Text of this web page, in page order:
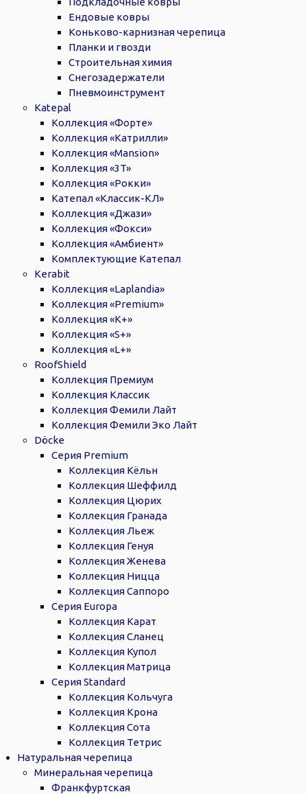
Ендовые ковры
Коньково-карнизная черепица
Планки и гвозди
Строительная химия
Снегозадержатели
Пневмоинструмент
Katepal
Коллекция «Форте»
Коллекция «Катрилли»
Коллекция «Mansion»
Коллекция «3T»
Коллекция «Рокки»
Катепал «Классик-КЛ»
Коллекция «Джази»
Коллекция «Фокси»
Коллекция «Амбиент»
Комплектующие Катепал
Kerabit
Коллекция «Laplandia»
Коллекция «Premium»
Коллекция «K+»
Коллекция «S+»
Коллекция «L+»
RoofShield
Коллекция Премиум
Коллекция Классик
Коллекция Фемили Лайт
Коллекция Фемили Эко Лайт
Döcke
Серия Premium
Коллекция Кёльн
Коллекция Шеффилд
Коллекция Цюрих
Коллекция Гранада
Коллекция Льеж
Коллекция Генуя
Коллекция Женева
Коллекция Ницца
Коллекция Саппоро
Серия Europa
Коллекция Карат
Коллекция Сланец
Коллекция Купол
Коллекция Матрица
Серия Standard
Коллекция Кольчуга
Коллекция Крона
Коллекция Сота
Коллекция Тетрис
Натуральная черепица
Минеральная черепица
Франкфуртская